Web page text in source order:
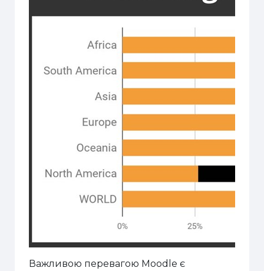
Важливою перевагою Moodle є